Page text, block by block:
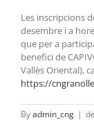
Les inscripcions
desembre i a
que per a
benefici de
Vallès Oriental),
https://
Byadmin_cng |